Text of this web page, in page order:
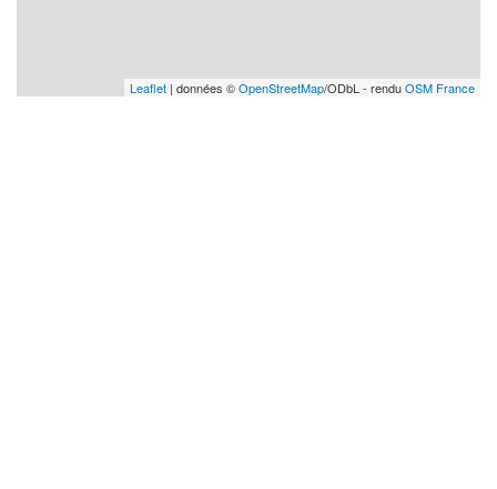
Leaflet | données ©OpenStreetMap/ODbL - renduOSM France